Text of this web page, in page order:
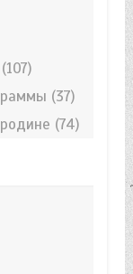
(107)
(37)
(74)